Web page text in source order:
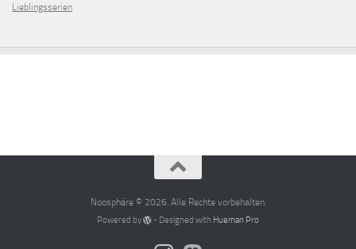
Lieblingsserien
Noosphäre © 2026. Alle Rechte vorbehalten.
Powered by - Designed with Hueman Pro